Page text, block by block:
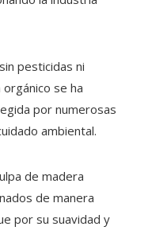
pesticidas ni
se ha
por numerosas
ambiental.
de madera
de manera
por su suavidad y